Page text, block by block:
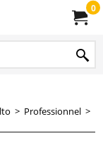
0
> Professionnel >